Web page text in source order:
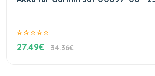
27.49€ 34.36€